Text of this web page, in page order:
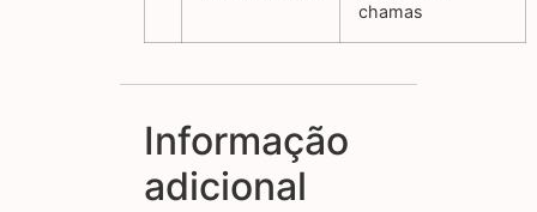
chamas
Informação
adicional